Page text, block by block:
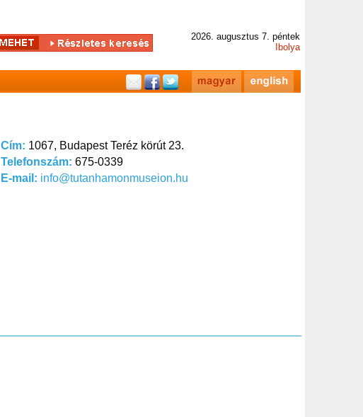
2026. augusztus 7. péntek
Ibolya
Cím: 1067, Budapest Teréz körút 23.
Telefonszám: 675-0339
E-mail: info@tutanhamonmuseion.hu